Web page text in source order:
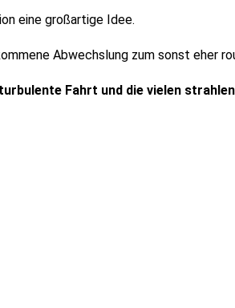
eine großartige Idee.
Abwechslung zum sonst eher
Fahrt und die vielen